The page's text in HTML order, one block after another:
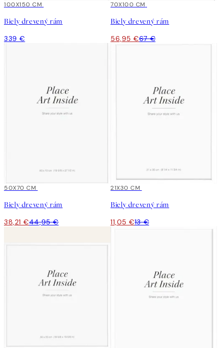
100X150 CM
Biely drevený rám
339 €
15%*
70X100 CM
Biely drevený rám
56,95 €67 €
15%*
50X70 CM
Biely drevený rám
38,21 €44,95 €
15%*
21X30 CM
Biely drevený rám
11,05 €13 €